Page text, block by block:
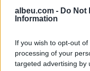
albeu.com - Do Not
Information
If you wish to opt-out
processing of your
targeted advertising by